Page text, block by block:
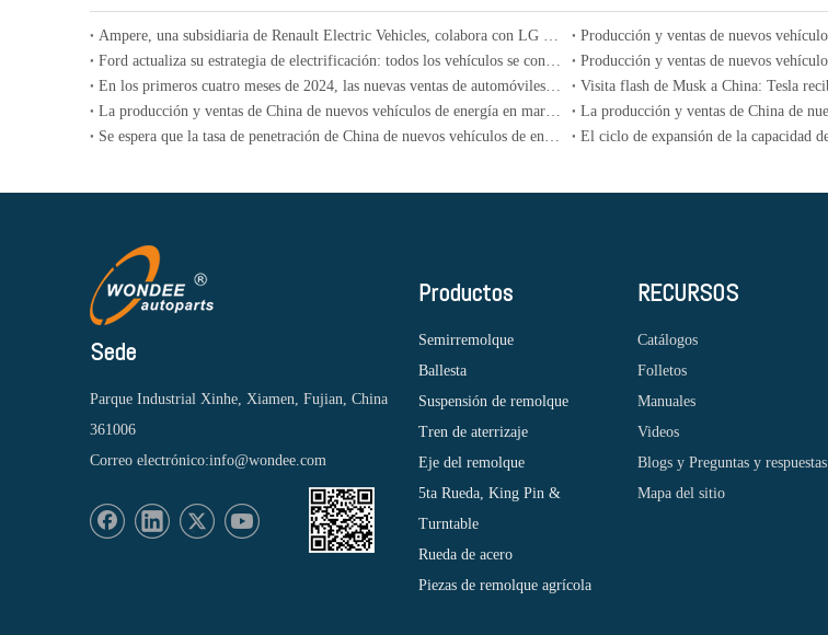
Ampere, una subsidiaria de Renault Electric Vehicles, colabora con LG New Energy y CATL para desarrollar tecnología de batería
Ford actualiza su estrategia de electrificación: todos los vehículos se convertirán en versiones híbridas para 2030
En los primeros cuatro meses de 2024, las nuevas ventas de automóviles de los vehículos eléctricos de China en el mercado brasileño alcanzaron 8 veces las del mismo período del año pasado
La producción y ventas de China de nuevos vehículos de energía en marzo de 2024
Se espera que la tasa de penetración de China de nuevos vehículos de energía supere el 40% en 2024
Sede
Parque Industrial Xinhe, Xiamen, Fujian, China
361006
Correo electrónico:info@wondee.com
Productos
Semirremolque
Ballesta
Suspensión de remolque
Tren de aterrizaje
Eje del remolque
5ta Rueda, King Pin &
Turntable
Rueda de acero
Piezas de remolque agrícola
RECURSOS
Catálogos
Folletos
Manuales
Videos
Blogs y Preguntas y respuestas
Mapa del sitio